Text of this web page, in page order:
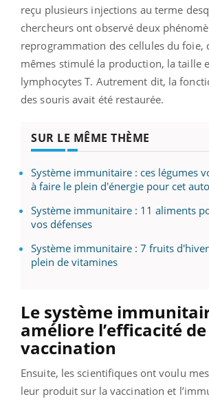
reçu plusieurs injections au terme
chercheurs ont observé deux
reprogrammation des cellules du foie,
mêmes stimulé la production, la taille
lymphocytes T. Autrement dit, la
des souris avait été restaurée.
SUR LE MÊME THÈME
Système immunitaire : ces légumes
à faire le plein d'énergie pour cet
Système immunitaire : 11 aliments
vos défenses
Système immunitaire : 7 fruits
plein de vitamines
Le système
améliore l’efficacité
vaccination
Ensuite, les scientifiques ont voulu
leur produit sur la vaccination et